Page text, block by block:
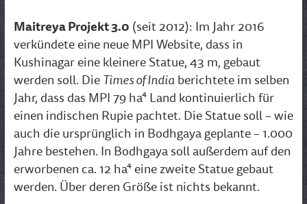
Maitreya Projekt 3.0 (seit 2012): Im Jahr 2016
verkündete eine neue MPI Website, dass in
Kushinagar eine kleinere Statue, 43 m, gebaut
werden soll. DieTimes of Indiaberichtete im selben
Jahr, dass das MPI 79 ha⁴ Land kontinuierlich für
einen indischen Rupie pachtet. Die Statue soll – wie
auch die ursprünglich in Bodhgaya geplante – 1.000
Jahre bestehen. In Bodhgaya soll außerdem auf den
erworbenen ca. 12 ha⁴ eine zweite Statue gebaut
werden. Über deren Größe ist nichts bekannt.